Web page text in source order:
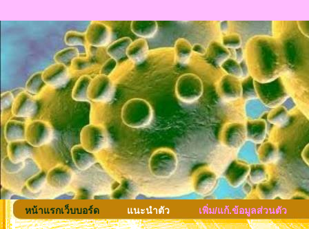
หน้าแรกเว็บบอร์ด แนะนำตัว เพิ่ม/แก้.ข้อมูลส่วนตัว